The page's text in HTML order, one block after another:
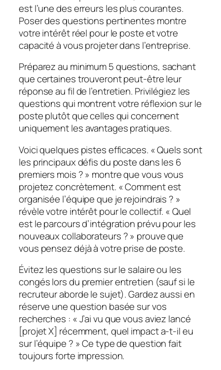
est l’une des erreurs les plus courantes.
Poser des questions pertinentes montre
votre intérêt réel pour le poste et votre
capacité à vous projeter dans l’entreprise.
Préparez au minimum 5 questions, sachant
que certaines trouveront peut-être leur
réponse au fil de l’entretien. Privilégiez les
questions qui montrent votre réflexion sur le
poste plutôt que celles qui concernent
uniquement les avantages pratiques.
Voici quelques pistes efficaces. « Quels sont
les principaux défis du poste dans les 6
premiers mois ? » montre que vous vous
projetez concrètement. « Comment est
organisée l’équipe que je rejoindrais ? »
révèle votre intérêt pour le collectif. « Quel
est le parcours d’intégration prévu pour les
nouveaux collaborateurs ? » prouve que
vous pensez déjà à votre prise de poste.
Évitez les questions sur le salaire ou les
congés lors du premier entretien (sauf si le
recruteur aborde le sujet). Gardez aussi en
réserve une question basée sur vos
recherches : « J’ai vu que vous aviez lancé
[projet X] récemment, quel impact a-t-il eu
sur l’équipe ? » Ce type de question fait
toujours forte impression.